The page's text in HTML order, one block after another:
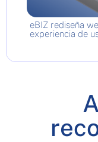
eBIZ rediseña
experiencia de